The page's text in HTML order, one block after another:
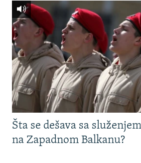
Šta se dešava sa
na Zapadnom Balkanu?